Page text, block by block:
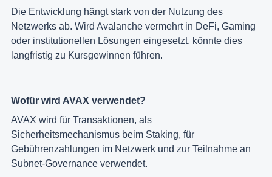
Die Entwicklung hängt stark von der Nutzung des
Netzwerks ab. Wird Avalanche vermehrt in DeFi, Gaming
oder institutionellen Lösungen eingesetzt, könnte dies
langfristig zu Kursgewinnen führen.
Wofür wird AVAX verwendet?
AVAX wird für Transaktionen, als
Sicherheitsmechanismus beim Staking, für
Gebührenzahlungen im Netzwerk und zur Teilnahme an
Subnet-Governance verwendet.